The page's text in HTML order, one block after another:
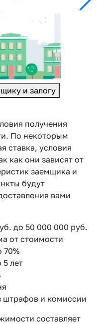
и залогу
получения
По некоторым
ставка, условия
как они зависят от
заемщика и
будут
вами
до 50 000 000 руб.
от стоимости
70%
5 лет
штрафов и комиссии
составляет